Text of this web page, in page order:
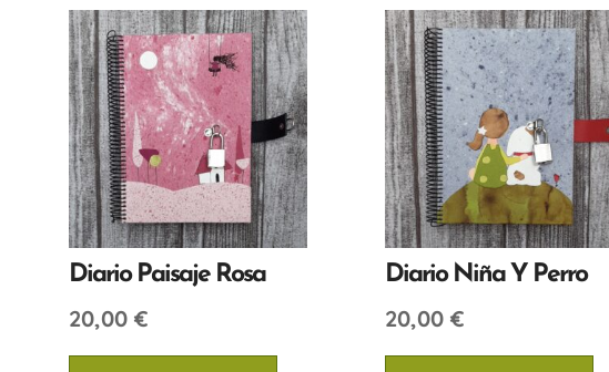
Diario Paisaje Rosa
20,00 €
Diario Niña Y Perro
20,00 €